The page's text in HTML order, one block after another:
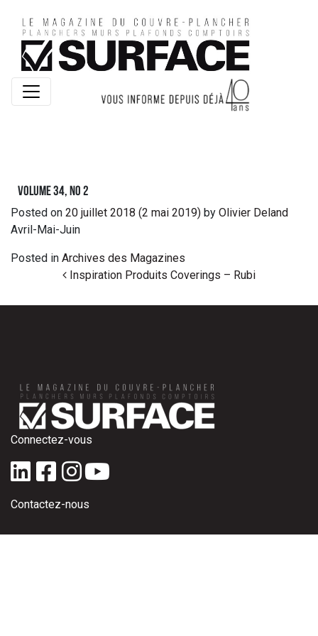
Volume 34, no 2
Posted on 20 juillet 2018 (2 mai 2019) by Olivier Deland
Avril-Mai-Juin
Posted in Archives des Magazines
Post navigationInspiration Produits Coverings – Rubi
Connectez-vous
Contactez-nous